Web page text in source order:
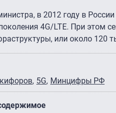
в 2012 году в
4G/LTE. При этом
или около 120
5G Минцифры РФ